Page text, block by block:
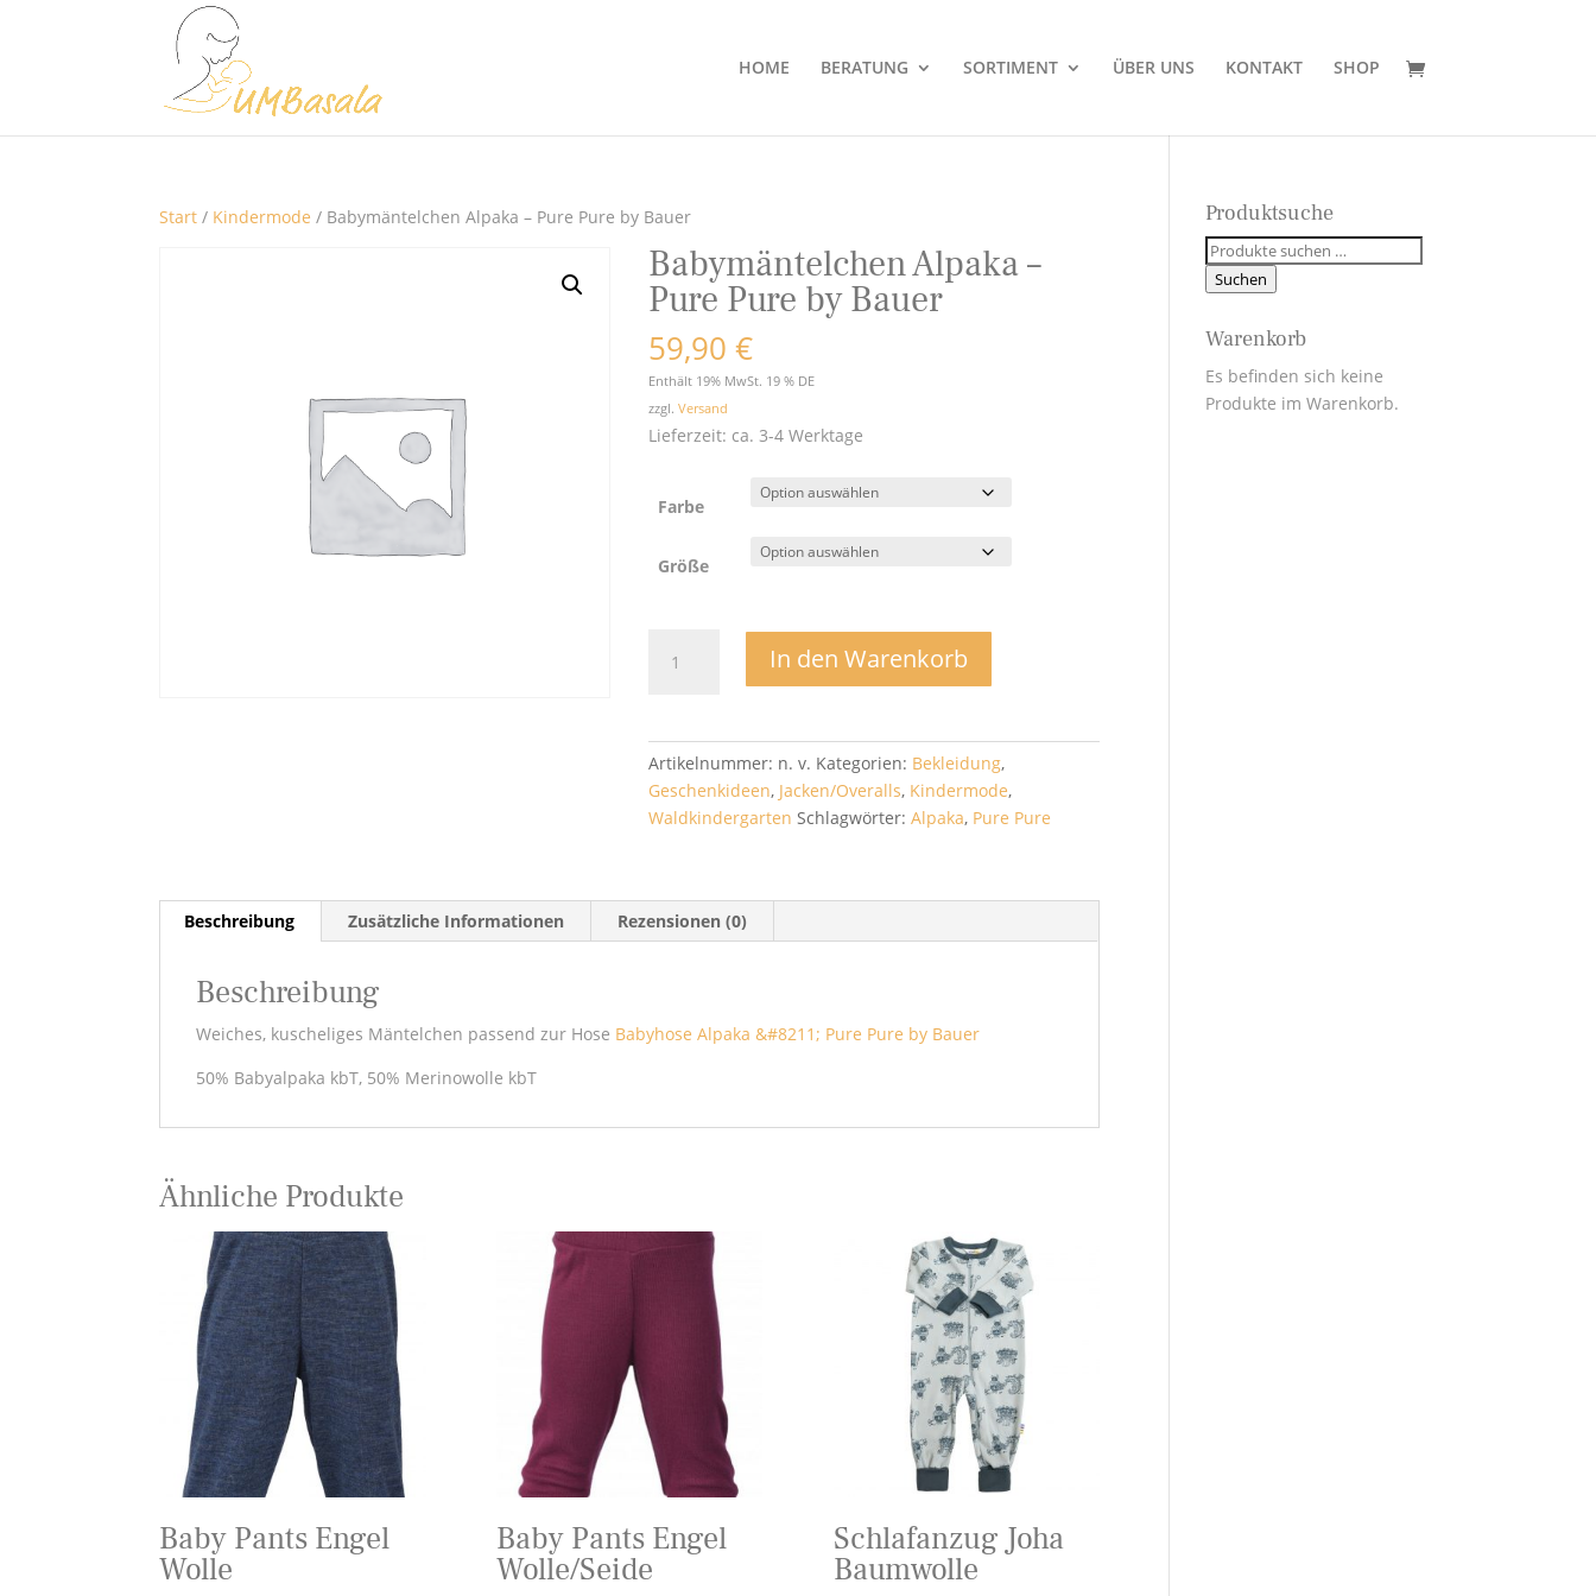
HOME BERATUNG SORTIMENT ÜBER UNS KONTAKT SHOP
Start / Kindermode / Babymäntelchen Alpaka – Pure Pure by Bauer
Babymäntelchen Alpaka –
Pure Pure by Bauer
59,90€
Enthält 19% MwSt. 19 % DE
zzgl.Versand
Lieferzeit: ca. 3-4 Werktage
Farbe
Größe
Alpaka
Pure
Bauer
In den Warenkorb
Artikelnummer: n. v. Kategorien: Bekleidung,
Geschenkideen, Jacken/Overalls, Kindermode,
Waldkindergarten Schlagwörter:Alpaka, Pure Pure
Beschreibung Zusätzliche Informationen Rezensionen (0)
Beschreibung
Weiches, kuscheliges Mäntelchen passend zur Hose Babyhose Alpaka &#8211; Pure Pure by Bauer
50% Babyalpaka kbT, 50% Merinowolle kbT
Ähnliche Produkte
Baby Pants Engel
Wolle
Baby Pants Engel
Wolle/Seide
Schlafanzug Joha
Baumwolle
Produktsuche
Suchen
nach:
Suchen
Warenkorb
Es befinden sich keine
Produkte im Warenkorb.